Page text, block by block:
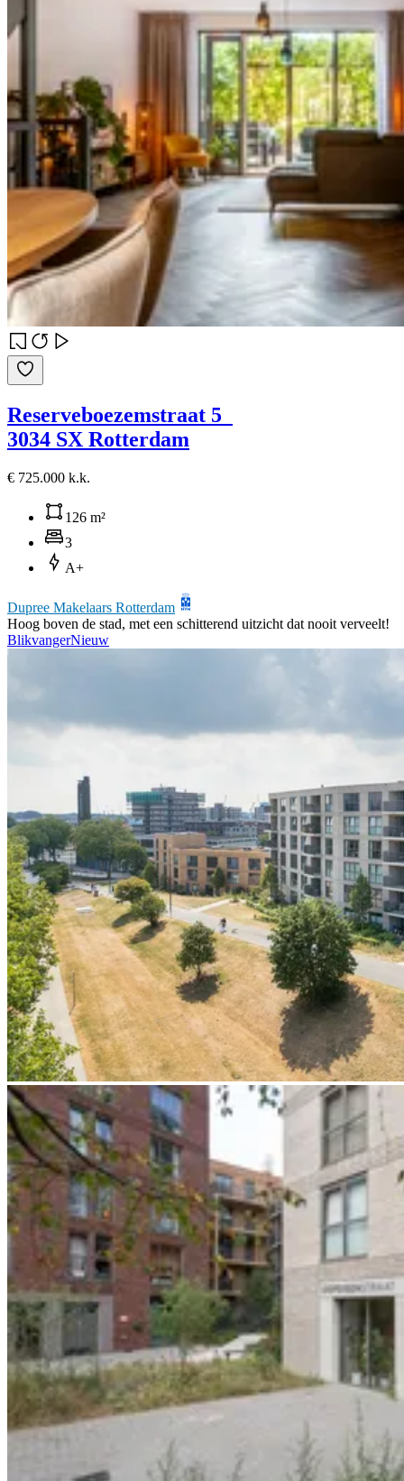
Reserveboezemstraat 5
3034 SX Rotterdam
€ 725.000 k.k.
126 m²
3
A+
Dupree Makelaars Rotterdam
Hoog boven de stad, met een schitterend uitzicht dat nooit verveelt!
BlikvangerNieuw